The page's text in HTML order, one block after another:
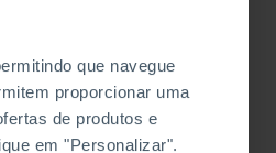
que navegue
proporcionar uma
de produtos e
em "Personalizar".